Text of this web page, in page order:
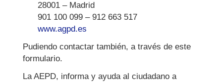
28001 – Madrid
901 100 099 – 912 663 517
www.agpd.es
Pudiendo contactar también, a través de este
formulario.
La AEPD, informa y ayuda al ciudadano a